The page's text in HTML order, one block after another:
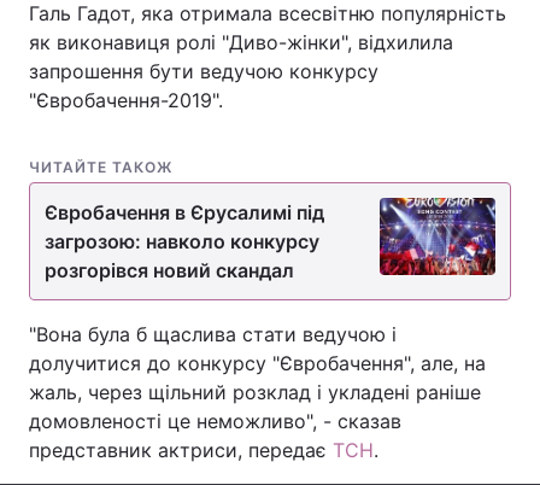
Україна Політика
Економіка
Техно і зв'язок Лайт
Зброя Інциденти
Здоров'я Туризм
Цікавинки Погода
Екологія Регіони
Лонгріди
Галь Гадот, яка отримала всесвітню популярність
як виконавиця ролі "Диво-жінки", відхилила
запрошення бути ведучою конкурсу
"Євробачення-2019".
ЧИТАЙТЕ ТАКОЖ
Євробачення в Єрусалимі під
загрозою: навколо конкурсу
розгорівся новий скандал
"Вона була б щаслива стати ведучою і
долучитися до конкурсу "Євробачення", але, на
жаль, через щільний розклад і укладені раніше
домовленості це неможливо", - сказав
представник актриси, передає ТСН.